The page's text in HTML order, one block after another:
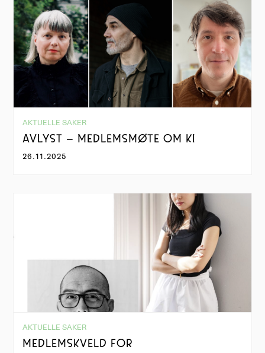
AKTUELLE SAKER
AVLYST – MEDLEMSMØTE OM KI
26.11.2025
AKTUELLE SAKER
MEDLEMSKVELD FOR